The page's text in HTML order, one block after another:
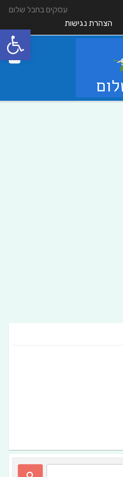
עסקים בחבל שלום
הצהרת נגישות
פתח